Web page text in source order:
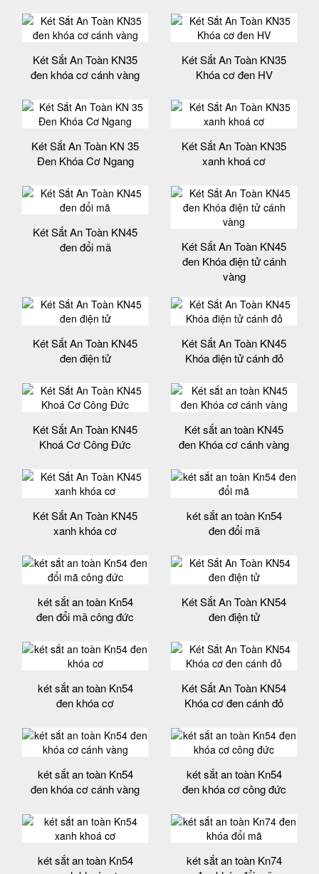
Két Sắt An Toàn KN35
đen khóa cơ cánh vàng
Két Sắt An Toàn KN35
Khóa cơ đen HV
Két Sắt An Toàn KN 35
Đen Khóa Cơ Ngang
Két Sắt An Toàn KN35
xanh khoá cơ
Két Sắt An Toàn KN45
đen đổi mã
Két Sắt An Toàn KN45
đen Khóa điện tử cánh
vàng
Két Sắt An Toàn KN45
đen điện tử
Két Sắt An Toàn KN45
Khóa điện tử cánh đỏ
Két Sắt An Toàn KN45
Khoá Cơ Công Đức
Két sắt an toàn KN45
đen Khóa cơ cánh vàng
Két Sắt An Toàn KN45
xanh khóa cơ
két sắt an toàn Kn54
đen đổi mã
két sắt an toàn Kn54
đen đổi mã công đức
Két Sắt An Toàn KN54
đen điện tử
két sắt an toàn Kn54
đen khóa cơ
Két Sắt An Toàn KN54
Khóa cơ đen cánh đỏ
két sắt an toàn Kn54
đen khóa cơ cánh vàng
két sắt an toàn Kn54
đen khóa cơ công đức
két sắt an toàn Kn54
két sắt an toàn Kn74